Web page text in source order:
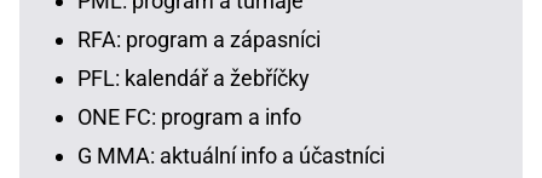
RFA: program a zápasníci
PFL: kalendář a žebříčky
ONE FC: program a info
G MMA: aktuální info a účastníci